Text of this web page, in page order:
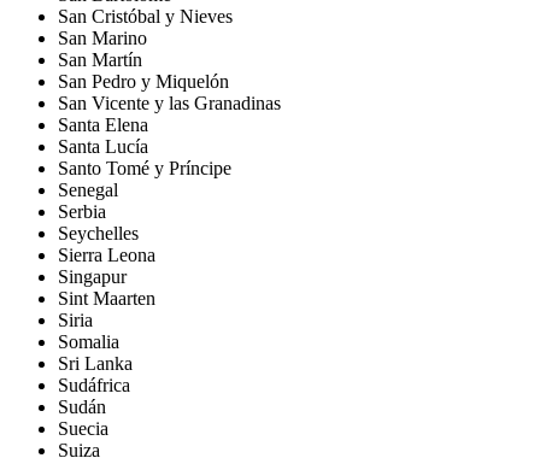
San Cristóbal y Nieves
San Marino
San Martín
San Pedro y Miquelón
San Vicente y las Granadinas
Santa Elena
Santa Lucía
Santo Tomé y Príncipe
Senegal
Serbia
Seychelles
Sierra Leona
Singapur
Sint Maarten
Siria
Somalia
Sri Lanka
Sudáfrica
Sudán
Suecia
Suiza